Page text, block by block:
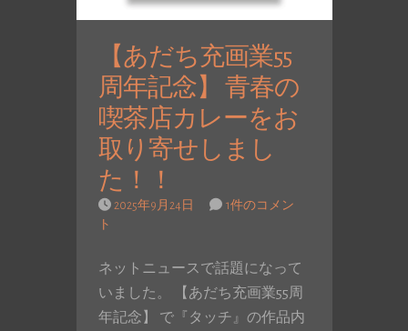
【あだち充画業55
周年記念】 青春の
喫茶店カレーをお
取り寄せしまし
た！！
2025年9月24日
1件のコメン
ト
ネットニュースで話題になって
いました。 【あだち充画業55周
年記念】 で『タッチ』の作品内